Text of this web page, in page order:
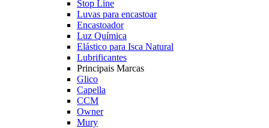
Stop Line
Luvas para encastoar
Encastoador
Luz Química
Elástico para Isca Natural
Lubrificantes
Principais Marcas
Glico
Capella
CCM
Owner
Mury